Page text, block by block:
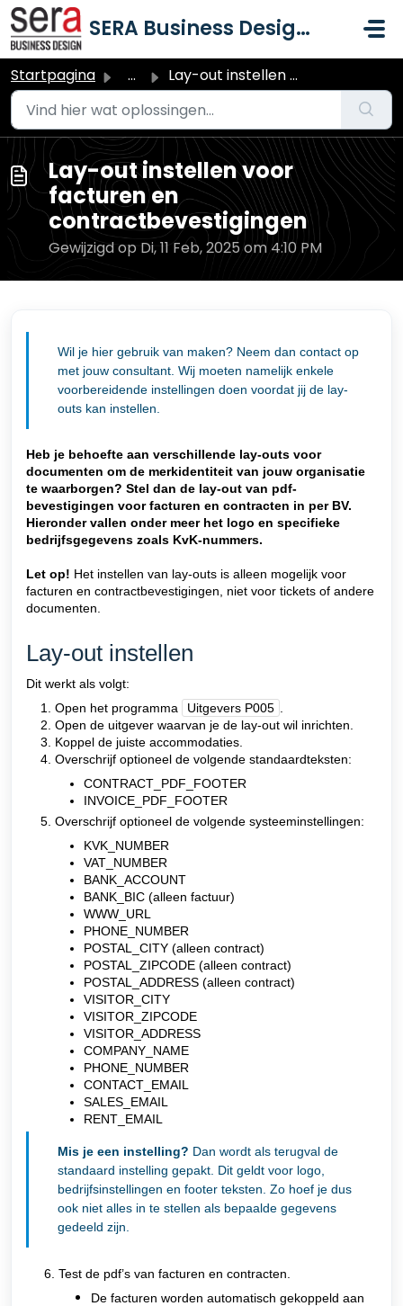
Doorgaan naar hoofdinhoud
SERA Business Design B.V.
Startpagina ... Lay-out instellen voor facturen en contractbevestigingen
Lay-out instellen voor
facturen en
contractbevestigingen
Gewijzigd op Di, 11 Feb, 2025 om 4:10 PM
Wil je hier gebruik van maken? Neem dan contact op
met jouw consultant. Wij moeten namelijk enkele
voorbereidende instellingen doen voordat jij de lay-
outs kan instellen.
Heb je behoefte aan verschillende lay-outs voor
documenten om de merkidentiteit van jouw organisatie
te waarborgen? Stel dan de lay-out van pdf-
bevestigingen voor facturen en contracten in per BV.
Hieronder vallen onder meer het logo en specifieke
bedrijfsgegevens zoals KvK-nummers.
Let op! Het instellen van lay-outs is alleen mogelijk voor
facturen en contractbevestigingen, niet voor tickets of andere
documenten.
Lay-out instellen
Dit werkt als volgt:
Open het programma Uitgevers P005 .
Open de uitgever waarvan je de lay-out wil inrichten.
Koppel de juiste accommodaties.
Overschrijf optioneel de volgende standaardteksten:
CONTRACT_PDF_FOOTER
INVOICE_PDF_FOOTER
Overschrijf optioneel de volgende systeeminstellingen:
KVK_NUMBER
VAT_NUMBER
BANK_ACCOUNT
BANK_BIC (alleen factuur)
WWW_URL
PHONE_NUMBER
POSTAL_CITY (alleen contract)
POSTAL_ZIPCODE (alleen contract)
POSTAL_ADDRESS (alleen contract)
VISITOR_CITY
VISITOR_ZIPCODE
VISITOR_ADDRESS
COMPANY_NAME
PHONE_NUMBER
CONTACT_EMAIL
SALES_EMAIL
RENT_EMAIL
Mis je een instelling? Dan wordt als terugval de
standaard instelling gepakt. Dit geldt voor logo,
bedrijfsinstellingen en footer teksten. Zo hoef je dus
ook niet alles in te stellen als bepaalde gegevens
gedeeld zijn.
6. Test de pdf’s van facturen en contracten.
De facturen worden automatisch gekoppeld aan